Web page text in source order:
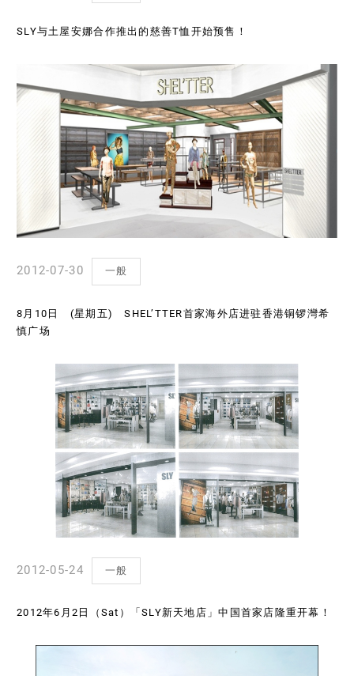
SLY与土屋安娜合作推出的慈善T恤开始预售！
2012-07-30 一般
8月10日 (星期五) SHEL’TTER首家海外店进驻香港铜锣灣希
慎广场
2012-05-24 一般
2012年6月2日（Sat）「SLY新天地店」中国首家店隆重开幕！